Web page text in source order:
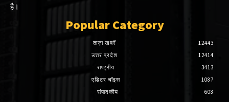
है।
Popular Category
ताज़ा खबरें
12443
उत्तर प्रदेश
12414
राष्ट्रीय
3413
एडिटर चॉइस
1087
संपादकीय
608